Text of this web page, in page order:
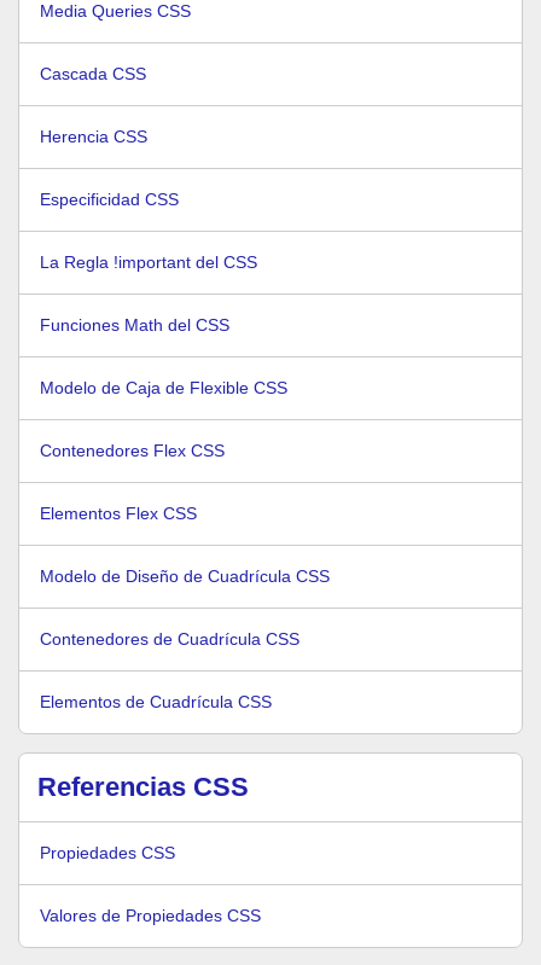
Media Queries CSS
Cascada CSS
Herencia CSS
Especificidad CSS
La Regla !important del CSS
Funciones Math del CSS
Modelo de Caja de Flexible CSS
Contenedores Flex CSS
Elementos Flex CSS
Modelo de Diseño de Cuadrícula CSS
Contenedores de Cuadrícula CSS
Elementos de Cuadrícula CSS
Referencias CSS
Propiedades CSS
Valores de Propiedades CSS